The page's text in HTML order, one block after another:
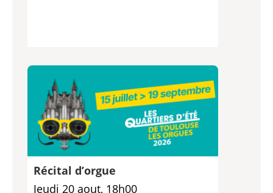
Récital d’orgue
Jeudi 20 aout, 18h00